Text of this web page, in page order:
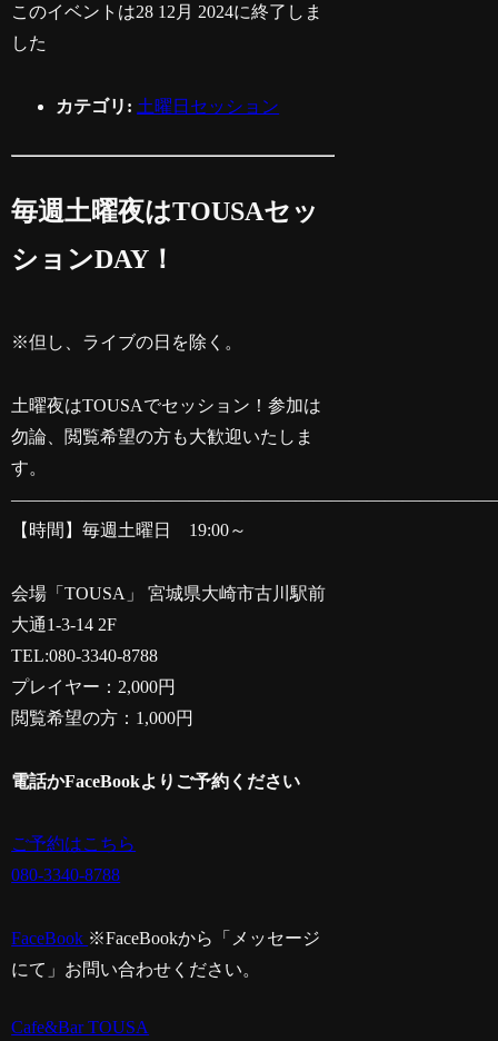
このイベントは28 12月 2024に終了しま
した
カテゴリ: 土曜日セッション
毎週土曜夜はTOUSAセッ
ションDAY！
※但し、ライブの日を除く。
土曜夜はTOUSAでセッション！参加は
勿論、閲覧希望の方も大歓迎いたしま
す。
【時間】毎週土曜日 19:00～
会場「TOUSA」 宮城県大崎市古川駅前
大通1-3-14 2F
TEL:080-3340-8788
プレイヤー：2,000円
閲覧希望の方：1,000円
電話かFaceBookよりご予約ください
ご予約はこちら
080-3340-8788
FaceBook ※FaceBookから「メッセージ
にて」お問い合わせください。
Cafe&Bar TOUSA